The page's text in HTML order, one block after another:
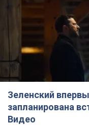
запланирована
Видео
Это первый визит
5 часов назад
"Верните
23-й день подряд
с плакатами.
Участники акций